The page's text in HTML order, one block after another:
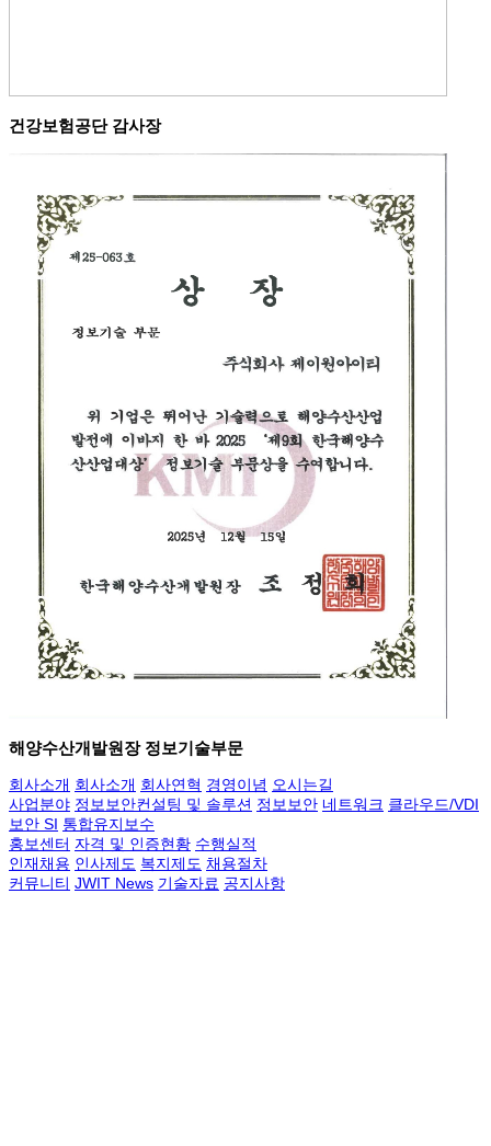
건강보험공단 감사장
해양수산개발원장 정보기술부문
회사소개 회사소개 회사연혁 경영이념 오시는길
사업분야 정보보안컨설팅 및 솔루션 정보보안 네트워크 클라우드/VDI
보안 SI 통합유지보수
홍보센터 자격 및 인증현황 수행실적
인재채용 인사제도 복지제도 채용절차
커뮤니티 JWIT News 기술자료 공지사항